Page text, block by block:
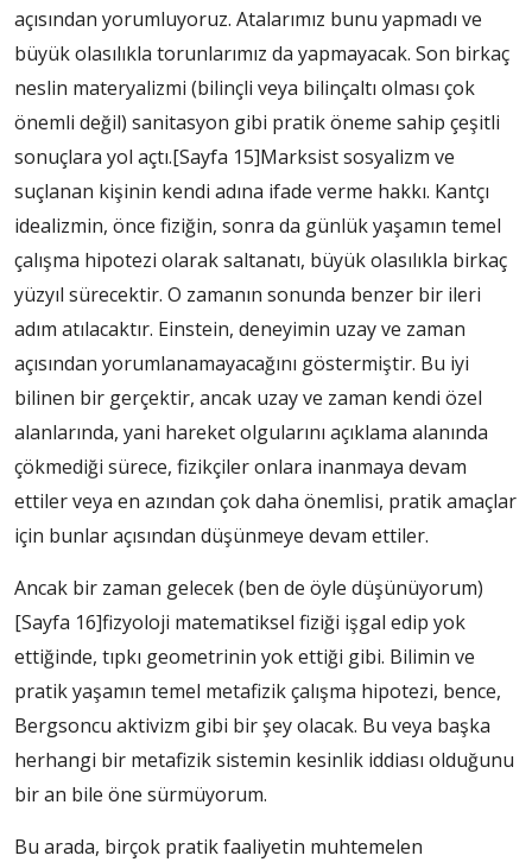
açısından yorumluyoruz. Atalarımız bunu yapmadı ve
büyük olasılıkla torunlarımız da yapmayacak. Son birkaç
neslin materyalizmi (bilinçli veya bilinçaltı olması çok
önemli değil) sanitasyon gibi pratik öneme sahip çeşitli
sonuçlara yol açtı.[Sayfa 15]Marksist sosyalizm ve
suçlanan kişinin kendi adına ifade verme hakkı. Kantçı
idealizmin, önce fiziğin, sonra da günlük yaşamın temel
çalışma hipotezi olarak saltanatı, büyük olasılıkla birkaç
yüzyıl sürecektir. O zamanın sonunda benzer bir ileri
adım atılacaktır. Einstein, deneyimin uzay ve zaman
açısından yorumlanamayacağını göstermiştir. Bu iyi
bilinen bir gerçektir, ancak uzay ve zaman kendi özel
alanlarında, yani hareket olgularını açıklama alanında
çökmediği sürece, fizikçiler onlara inanmaya devam
ettiler veya en azından çok daha önemlisi, pratik amaçlar
için bunlar açısından düşünmeye devam ettiler.
Ancak bir zaman gelecek (ben de öyle düşünüyorum)
[Sayfa 16]fizyoloji matematiksel fiziği işgal edip yok
ettiğinde, tıpkı geometrinin yok ettiği gibi. Bilimin ve
pratik yaşamın temel metafizik çalışma hipotezi, bence,
Bergsoncu aktivizm gibi bir şey olacak. Bu veya başka
herhangi bir metafizik sistemin kesinlik iddiası olduğunu
bir an bile öne sürmüyorum.
Bu arada, birçok pratik faaliyetin muhtemelen